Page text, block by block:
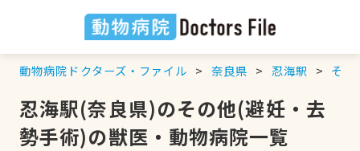
動物病院ドクターズ・ファイル 奈良県 忍海駅 その
忍海駅(奈良県)のその他(避妊・去
勢手術)の獣医・動物病院一覧